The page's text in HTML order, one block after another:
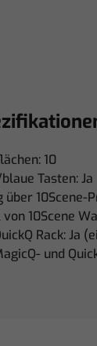
10
Tasten: Ja
10Scene-
10Scene
Rack: Ja
und